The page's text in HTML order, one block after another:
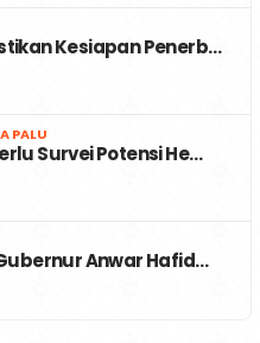
Kesiapan Penerb…
PALU
Survei Potensi He…
Anwar Hafid…